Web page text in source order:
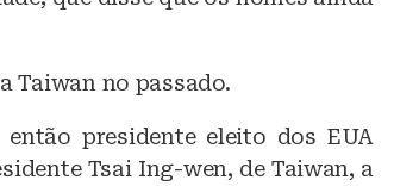
Taiwan no passado.
presidente eleito dos EUA
Tsai Ing-wen, de Taiwan, a